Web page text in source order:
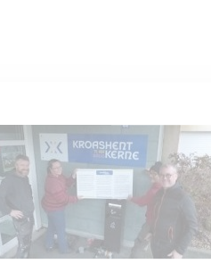
Gouzout muioc’h